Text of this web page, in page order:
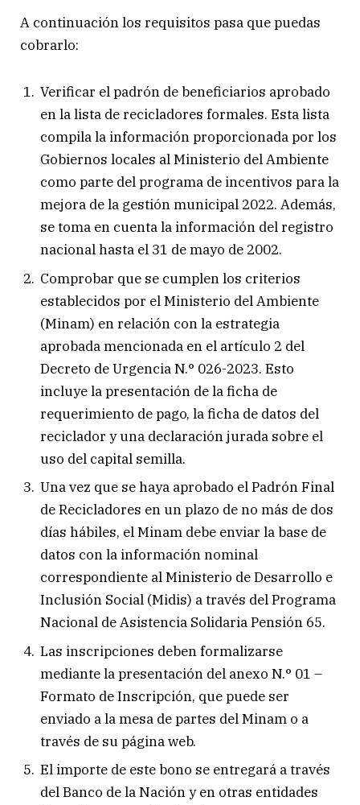
A continuación los requisitos pasa que puedas
cobrarlo:
Verificar el padrón de beneficiarios aprobado
en la lista de recicladores formales. Esta lista
compila la información proporcionada por los
Gobiernos locales al Ministerio del Ambiente
como parte del programa de incentivos para la
mejora de la gestión municipal 2022. Además,
se toma en cuenta la información del registro
nacional hasta el 31 de mayo de 2002.
Comprobar que se cumplen los criterios
establecidos por el Ministerio del Ambiente
(Minam) en relación con la estrategia
aprobada mencionada en el artículo 2 del
Decreto de Urgencia N.° 026-2023. Esto
incluye la presentación de la ficha de
requerimiento de pago, la ficha de datos del
reciclador y una declaración jurada sobre el
uso del capital semilla.
Una vez que se haya aprobado el Padrón Final
de Recicladores en un plazo de no más de dos
días hábiles, el Minam debe enviar la base de
datos con la información nominal
correspondiente al Ministerio de Desarrollo e
Inclusión Social (Midis) a través del Programa
Nacional de Asistencia Solidaria Pensión 65.
Las inscripciones deben formalizarse
mediante la presentación del anexo N.° 01 –
Formato de Inscripción, que puede ser
enviado a la mesa de partes del Minam o a
través de su página web.
El importe de este bono se entregará a través
del Banco de la Nación y en otras entidades